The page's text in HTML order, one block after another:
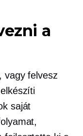
a
vagy felvesz
saját